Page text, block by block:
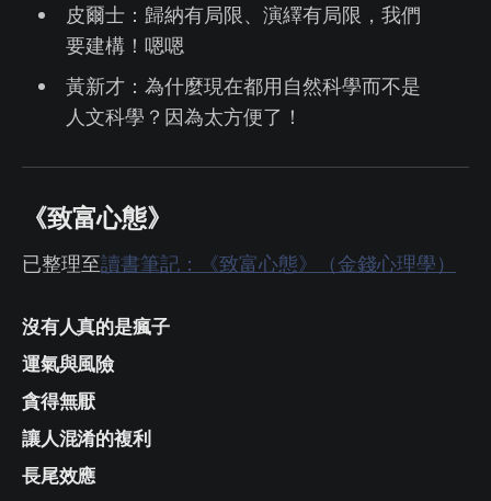
皮爾士：歸納有局限、演繹有局限，我們
要建構！嗯嗯
黃新才：為什麼現在都用自然科學而不是
人文科學？因為太方便了！
《致富心態》
已整理至讀書筆記：《致富心態》（金錢心理學）
沒有人真的是瘋子
運氣與風險
貪得無厭
讓人混淆的複利
長尾效應